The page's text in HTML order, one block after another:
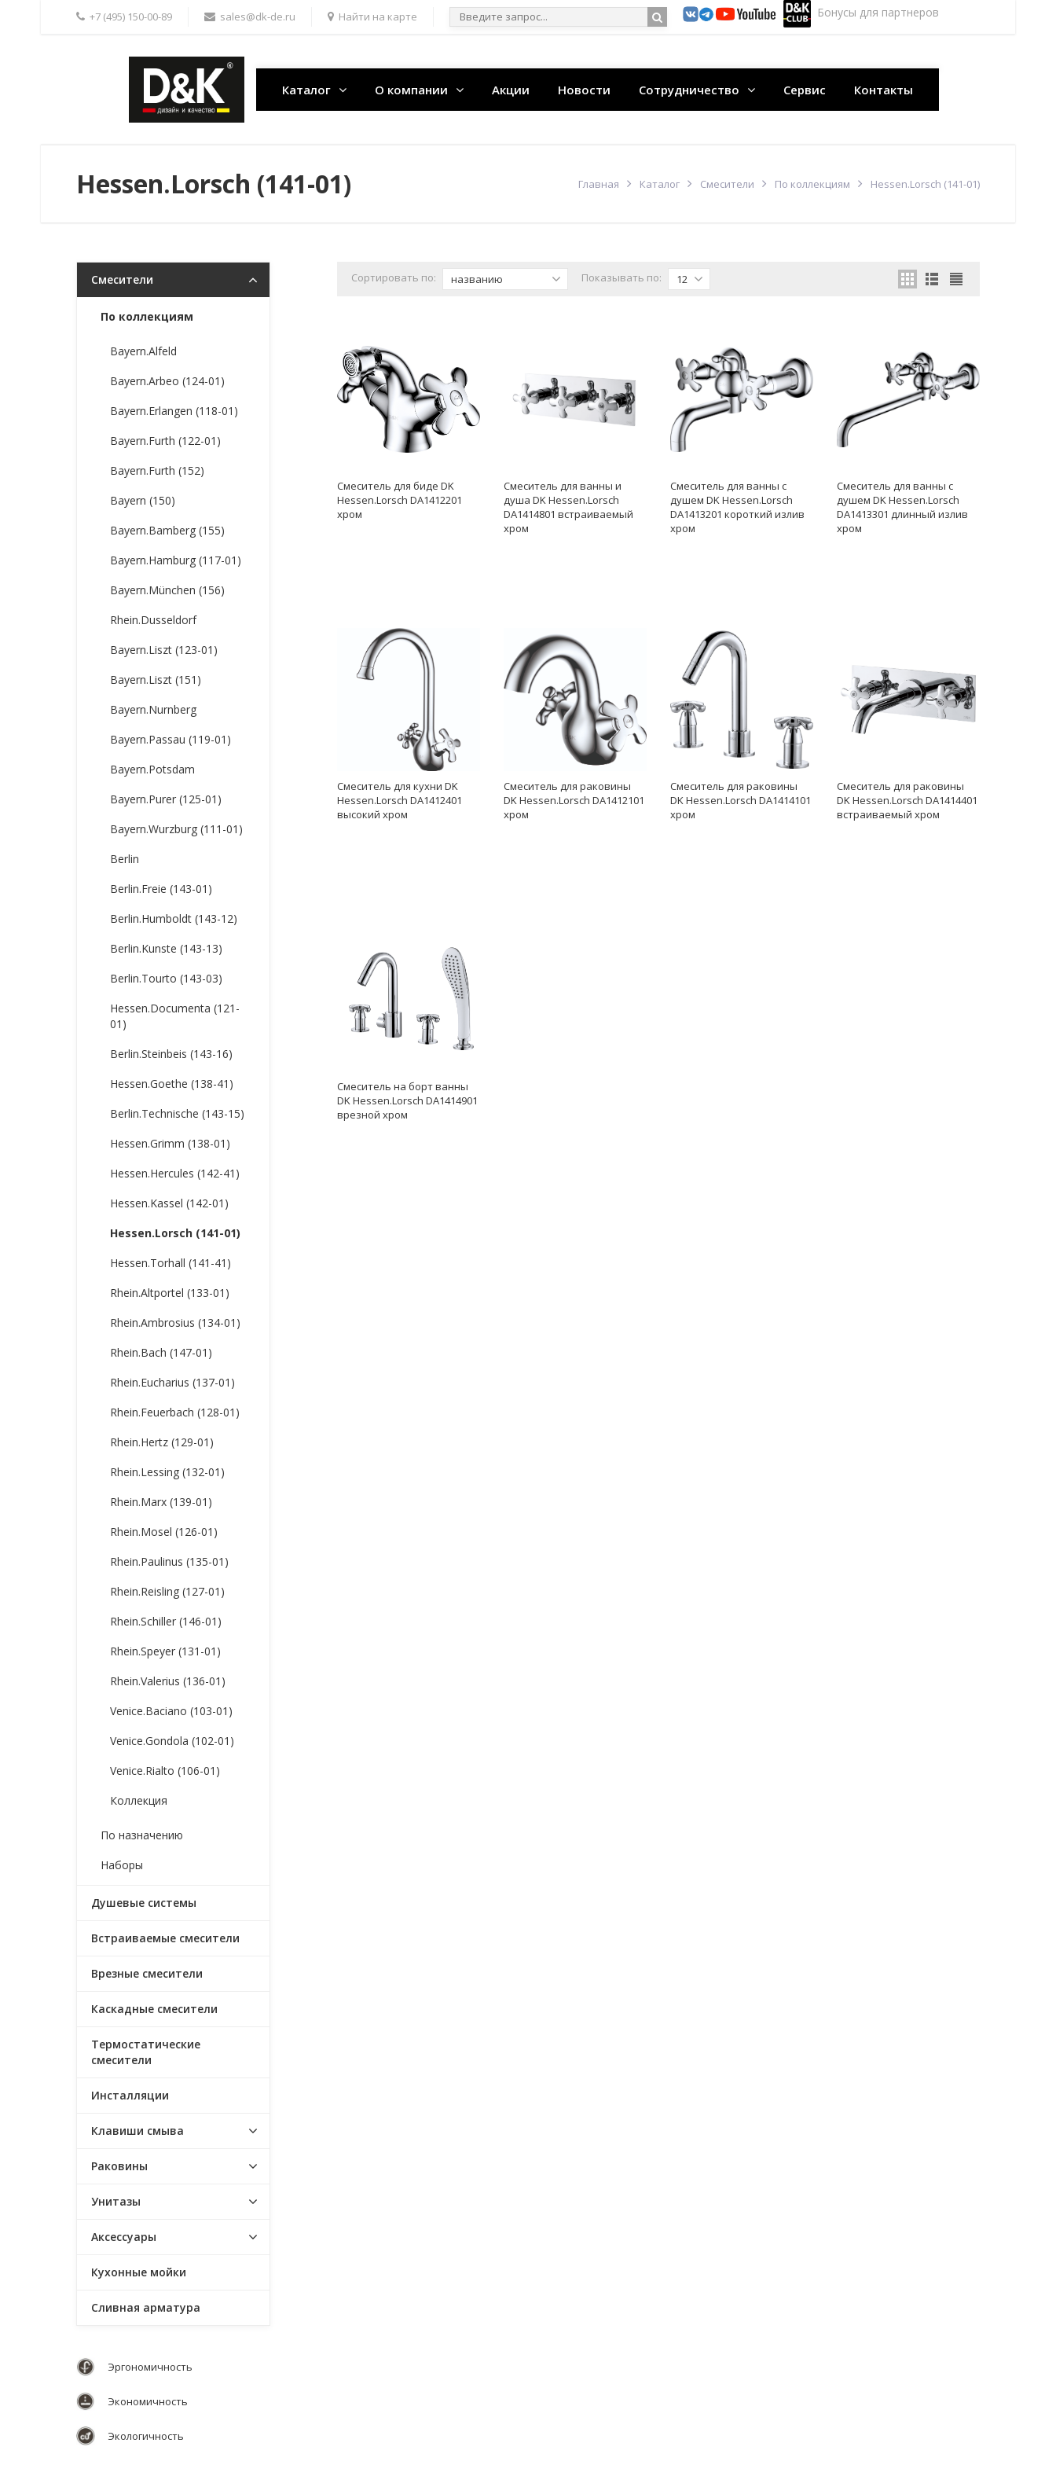
+7 (495) 150-00-89 sales@dk-de.ru Найти на карте Бонусы для партнеров
Каталог О компании Акции Новости Сотрудничество Сервис Контакты
Hessen.Lorsch (141-01) Главная Каталог Смесители По коллекциям Hessen.Lorsch (141-01)
Сортировать по: названию Показывать по: 12
Смеситель для биде DK
Hessen.Lorsch DA1412201
хром
Смеситель для ванны и
душа DK Hessen.Lorsch
DA1414801 встраиваемый
хром
Смеситель для ванны с
душем DK Hessen.Lorsch
DA1413201 короткий излив
хром
Смеситель для ванны с
душем DK Hessen.Lorsch
DA1413301 длинный излив
хром
Смеситель для кухни DK
Hessen.Lorsch DA1412401
высокий хром
Смеситель для раковины
DK Hessen.Lorsch DA1412101
хром
Смеситель для раковины
DK Hessen.Lorsch DA1414101
хром
Смеситель для раковины
DK Hessen.Lorsch DA1414401
встраиваемый хром
Смеситель на борт ванны
DK Hessen.Lorsch DA1414901
врезной хром
Смесители
По коллекциям
Bayern.Alfeld
Bayern.Arbeo (124-01)
Bayern.Erlangen (118-01)
Bayern.Furth (122-01)
Bayern.Furth (152)
Bayern (150)
Bayern.Bamberg (155)
Bayern.Hamburg (117-01)
Bayern.München (156)
Rhein.Dusseldorf
Bayern.Liszt (123-01)
Bayern.Liszt (151)
Bayern.Nurnberg
Bayern.Passau (119-01)
Bayern.Potsdam
Bayern.Purer (125-01)
Bayern.Wurzburg (111-01)
Berlin
Berlin.Freie (143-01)
Berlin.Humboldt (143-12)
Berlin.Kunste (143-13)
Berlin.Tourto (143-03)
Hessen.Documenta (121-
01)
Berlin.Steinbeis (143-16)
Hessen.Goethe (138-41)
Berlin.Technische (143-15)
Hessen.Grimm (138-01)
Hessen.Hercules (142-41)
Hessen.Kassel (142-01)
Hessen.Lorsch (141-01)
Hessen.Torhall (141-41)
Rhein.Altportel (133-01)
Rhein.Ambrosius (134-01)
Rhein.Bach (147-01)
Rhein.Eucharius (137-01)
Rhein.Feuerbach (128-01)
Rhein.Hertz (129-01)
Rhein.Lessing (132-01)
Rhein.Marx (139-01)
Rhein.Mosel (126-01)
Rhein.Paulinus (135-01)
Rhein.Reisling (127-01)
Rhein.Schiller (146-01)
Rhein.Speyer (131-01)
Rhein.Valerius (136-01)
Venice.Baciano (103-01)
Venice.Gondola (102-01)
Venice.Rialto (106-01)
Коллекция
По назначению
Наборы
Душевые системы
Встраиваемые смесители
Врезные смесители
Каскадные смесители
Термостатические
смесители
Инсталляции
Клавиши смыва
Раковины
Унитазы
Аксессуары
Кухонные мойки
Сливная арматура
Эргономичность
Экономичность
Экологичность